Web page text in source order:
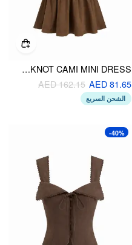
SUEDE RUFFLE HEM BOWKNOT CAMI MINI DRESS
AED 81.65
AED 162.15
الشحن السريع
-40%